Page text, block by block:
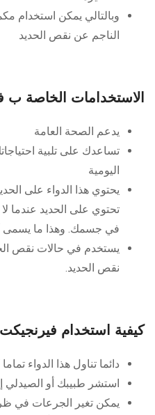
وبالتالي يمكن استخدام
الناجم عن نقص الحديد
الاستخدامات الخاصة ب
يدعم الصحة العامة
تساعدك على تلبية
اليومية
يحتوي هذا الدواء على
تحتوي على الحديد عندما
في جسمك. وهذا ما يسمى
يستخدم في حالات نقص
نقص الحديد.
كيفية استخدام
دائما تناول هذا الدواء
استشر طبيبك أو الصيدلي
يمكن تغير الجرعات في